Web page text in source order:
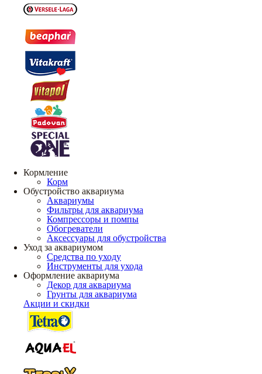
Кормление
Корм
Обустройство аквариума
Аквариумы
Фильтры для аквариума
Компрессоры и помпы
Обогреватели
Аксессуары для обустройства
Уход за аквариумом
Средства по уходу
Инструменты для ухода
Оформление аквариума
Декор для аквариума
Грунты для аквариума
Акции и скидки